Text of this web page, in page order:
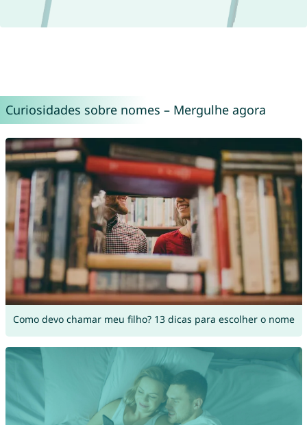
Curiosidades sobre nomes – Mergulhe agora
Como devo chamar meu filho? 13 dicas para escolher o nome